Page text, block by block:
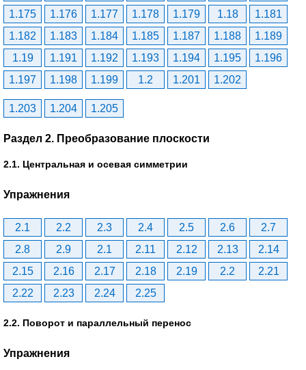
1.175
1.176 1.177 1.178 1.179 1.18
1.181
1.182
1.183 1.184 1.185 1.187 1.188
1.189
1.19
1.191 1.192 1.193 1.194 1.195
1.196
1.197
1.198 1.199 1.2 1.201 1.202
1.203 1.204 1.205
Раздел 2. Преобразование плоскости
2.1. Центральная и осевая симметрии
Упражнения
2.1 2.2 2.3 2.4 2.5 2.6
2.7
2.8
2.9 2.1 2.11 2.12 2.13
2.14
2.15
2.16 2.17 2.18 2.19 2.2
2.21
2.22
2.23 2.24 2.25
2.2. Поворот и параллельный перенос
Упражнения